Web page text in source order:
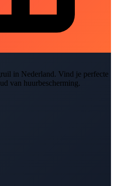
in Nederland. Vind je perfecte
van huurbescherming.